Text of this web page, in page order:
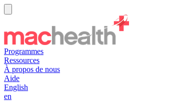
Programmes
Ressources
À propos de nous
Aide
English
en